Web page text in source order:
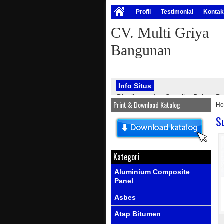
Profil Testimonial Kontak
CV. Multi Griya
Bangunan
Info Situs
Distributor dan Supplier Bahan
bangunan, seperti : atap
Info Produk
Ada produk-
Print & Download Katalog
Kategori
Aluminium Composite
Panel
Asbes
Atap Bitumen